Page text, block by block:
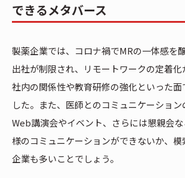
できるメタバース
製薬企業では、コロナ禍でMRの一体感を
出社が制限され、リモートワークの定着化
社内の関係性や教育研修の強化といった面
した。また、医師とのコミュニケーショ
Web講演会やイベント、さらには懇親会
様のコミュニケーションができないか、
企業も多いことでしょう。